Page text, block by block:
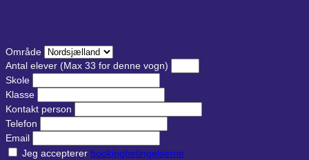
Område
Antal elever (Max 33 for denne vogn)
Skole
Klasse
Kontakt person
Telefon
Email
Jeg accepterer bookingbetingelserne